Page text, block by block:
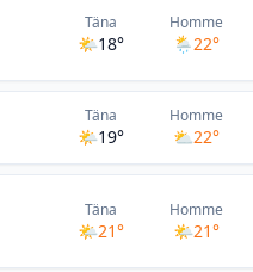
Täna
🌤18°
Homme
🌦22°
Täna
🌤19°
Homme
⛅22°
Täna
🌤21°
Homme
🌤21°